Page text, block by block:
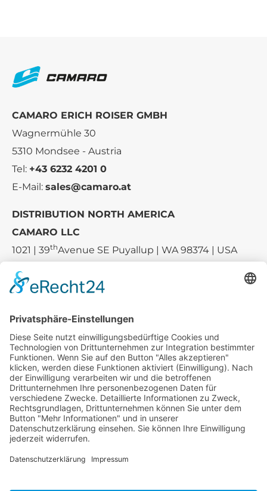
CAMARO ERICH ROISER GMBH
Wagnermühle 30
5310 Mondsee - Austria
Tel: +43 6232 4201 0
E-Mail: sales@camaro.at
DISTRIBUTION NORTH AMERICA
CAMARO LLC
1021 | 39thAvenue SE Puyallup | WA 98374 | USA
Tel.:+1 253-867-57 35
Unternehmen
Service
Media
© 2026 - Camaro Erich Roiser GmbH
AGB Impressum